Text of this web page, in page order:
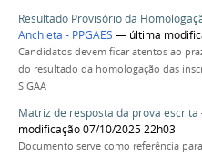
Resultado Provisório da
Anchieta - PPGAES — última
Candidatos devem ficar atentos ao
do resultado da homologação das
SIGAA
Matriz de resposta da prova escrita
modificação 07/10/2025 22h03
Documento serve como referência